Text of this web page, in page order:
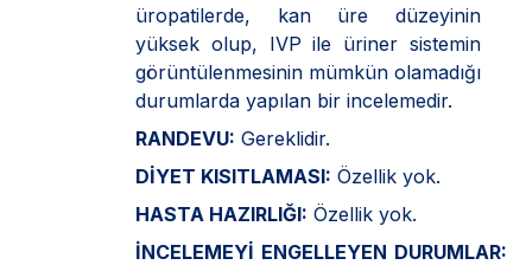
üropatilerde, kan üre düzeyinin
yüksek olup, IVP ile üriner sistemin
görüntülenmesinin mümkün olamadığı
durumlarda yapılan bir incelemedir.
RANDEVU: Gereklidir.
DİYET KISITLAMASI: Özellik yok.
HASTA HAZIRLIĞI: Özellik yok.
İNCELEMEYİ ENGELLEYEN DURUMLAR: